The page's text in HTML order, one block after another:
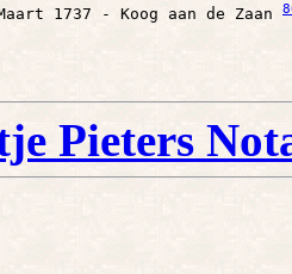
1737 - Koog aan de Zaan
Pieters